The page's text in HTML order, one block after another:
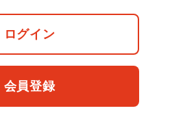
ログイン
会員登録